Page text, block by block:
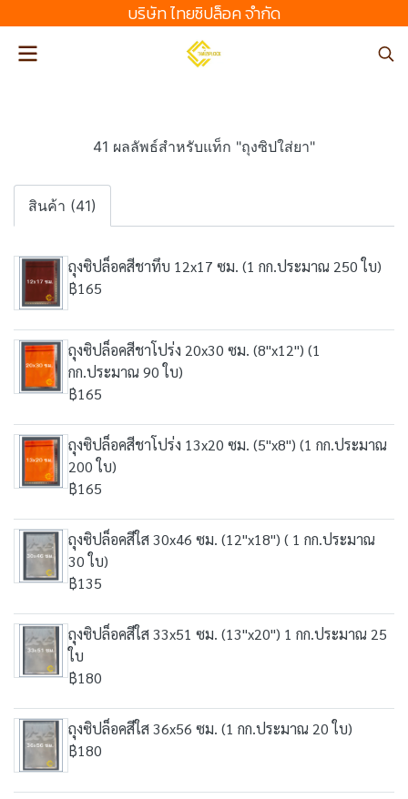
บริษัท ไทยซิปล็อค จํากัด
41 ผลลัพธ์สำหรับแท็ก "ถุงซิปใส่ยา"
สินค้า (41)
ถุงซิปล็อคสีชาทึบ 12x17 ซม. (1 กก.ประมาณ 250 ใบ)
฿165
ถุงซิปล็อคสีชาโปร่ง 20x30 ซม. (8"x12") (1
กก.ประมาณ 90 ใบ)
฿165
ถุงซิปล็อคสีชาโปร่ง 13x20 ซม. (5"x8") (1 กก.ประมาณ
200 ใบ)
฿165
ถุงซิปล็อคสีใส 30x46 ซม. (12"x18") ( 1 กก.ประมาณ
30 ใบ)
฿135
ถุงซิปล็อคสีใส 33x51 ซม. (13"x20") 1 กก.ประมาณ 25
ใบ
฿180
ถุงซิปล็อคสีใส 36x56 ซม. (1 กก.ประมาณ 20 ใบ)
฿180